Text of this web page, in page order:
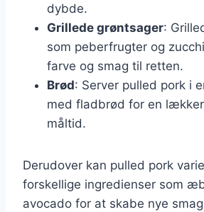
dybde.
Grillede grøntsager:
som peberfrugter og
farve og smag til retten.
Brød: Server pulled pork i
med fladbrød for en
måltid.
Derudover kan pulled pork
forskellige ingredienser som
avocado for at skabe nye